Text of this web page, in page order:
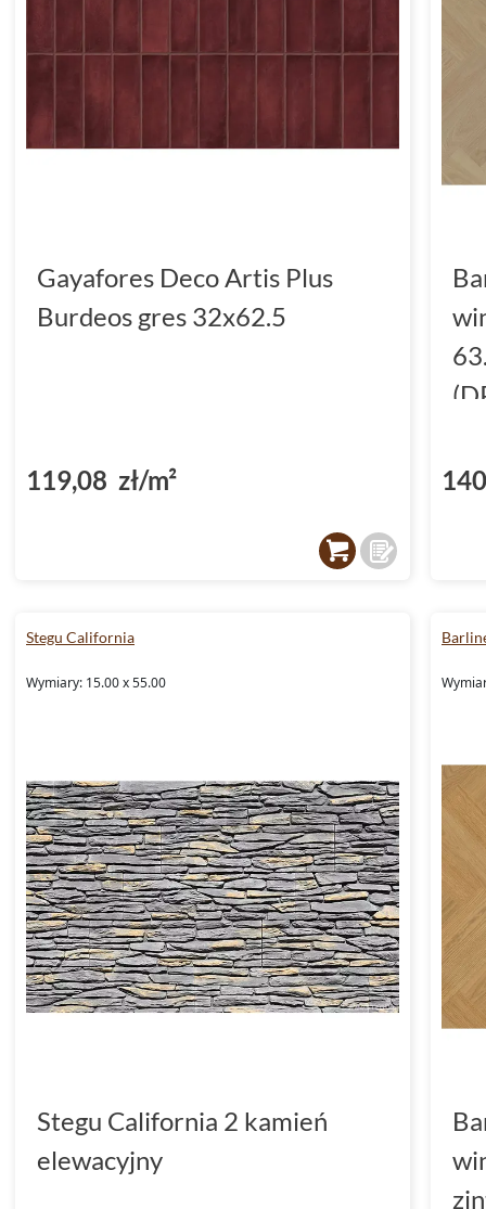
Gayafores Deco Artis Plus
Burdeos gres 32x62.5
119,08 zł/m²
Stegu California
Wymiary: 15.00 x 55.00
Stegu California 2 kamień
elewacyjny